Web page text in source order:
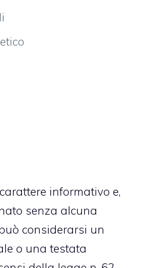
informativo e,
senza alcuna
considerarsi un
o una testata